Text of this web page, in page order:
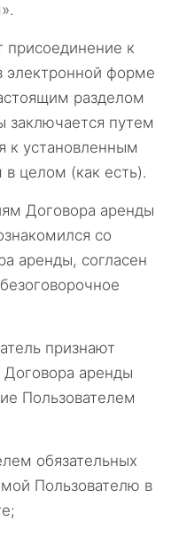
присоединение к
электронной форме
разделом
заключается путем
к установленным
целом (как есть).
Договора аренды
со
аренды, согласен
признают
аренды
Пользователем
обязательных
Пользователю в